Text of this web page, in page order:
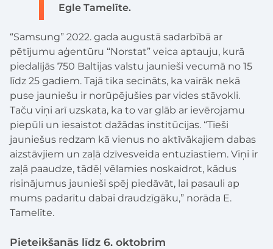
Egle Tamelīte.
“Samsung” 2022. gada augustā sadarbībā ar
pētījumu aģentūru “Norstat” veica aptauju, kurā
piedalījās 750 Baltijas valstu jaunieši vecumā no 15
līdz 25 gadiem. Tajā tika secināts, ka vairāk nekā
puse jauniešu ir norūpējušies par vides stāvokli.
Taču viņi arī uzskata, ka to var glāb ar ievērojamu
piepūli un iesaistot dažādas institūcijas. “Tieši
jauniešus redzam kā vienus no aktīvākajiem dabas
aizstāvjiem un zaļā dzīvesveida entuziastiem. Viņi ir
zaļā paaudze, tādēļ vēlamies noskaidrot, kādus
risinājumus jaunieši spēj piedāvāt, lai pasauli ap
mums padarītu dabai draudzīgāku,” norāda E.
Tamelīte.
Pieteikšanās līdz 6. oktobrim